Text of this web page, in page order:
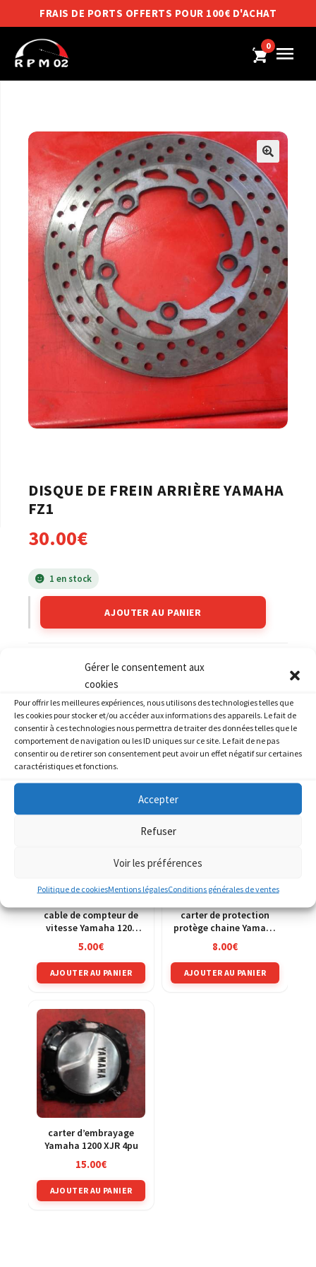
Gérer le consentement aux
cookies
Pour offrir les meilleures expériences, nous utilisons des technologies telles que
les cookies pour stocker et/ou accéder aux informations des appareils. Le fait de
consentir à ces technologies nous permettra de traiter des données telles que le
comportement de navigation ou les ID uniques sur ce site. Le fait de ne pas
consentir ou de retirer son consentement peut avoir un effet négatif sur certaines
caractéristiques et fonctions.
Accepter
Refuser
Voir les préférences
Politique de cookiesMentions légalesConditions générales de ventes
FRAIS DE PORTS OFFERTS POUR 100€ D'ACHAT
0
DISQUE DE FREIN ARRIÈRE YAMAHA
FZ1
30.00€
1 en stock
AJOUTER AU PANIER
YAMAHA ,YAMAHA 1000 FZ1
PRODUITS SIMILAIRES
cable de compteur de
vitesse Yamaha 1200
XJR 4pu
5.00€
AJOUTER AU PANIER
carter de protection
protège chaine Yamaha
1200 XJR 4pu
8.00€
AJOUTER AU PANIER
carter d’embrayage
Yamaha 1200 XJR 4pu
15.00€
AJOUTER AU PANIER